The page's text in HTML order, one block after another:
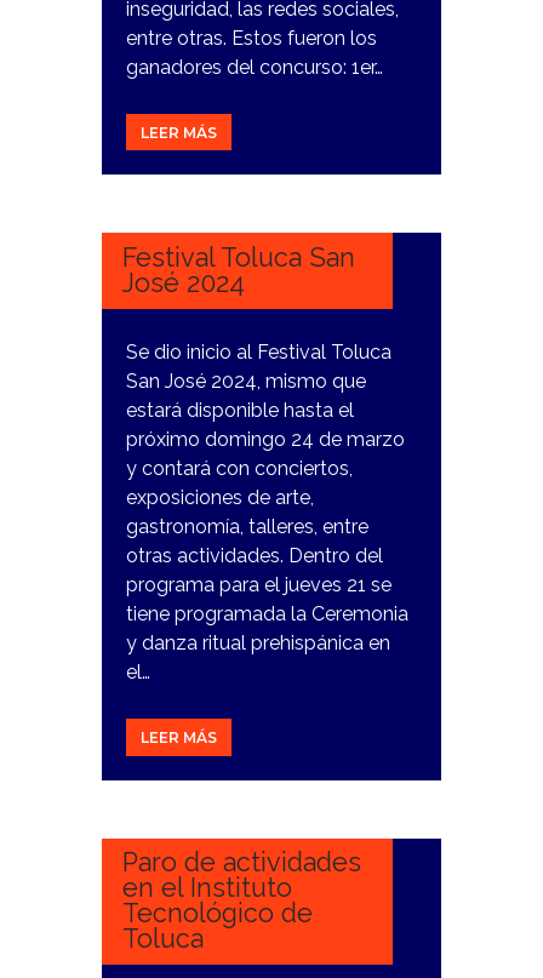
inseguridad, las redes sociales,
entre otras. Estos fueron los
ganadores del concurso: 1er…
LEER MÁS
20
Festival Toluca San
José 2024
Se dio inicio al Festival Toluca
San José 2024, mismo que
estará disponible hasta el
próximo domingo 24 de marzo
y contará con conciertos,
exposiciones de arte,
gastronomía, talleres, entre
otras actividades. Dentro del
programa para el jueves 21 se
tiene programada la Ceremonia
y danza ritual prehispánica en
el…
LEER MÁS
15
Paro de actividades
en el Instituto
Tecnológico de
Toluca